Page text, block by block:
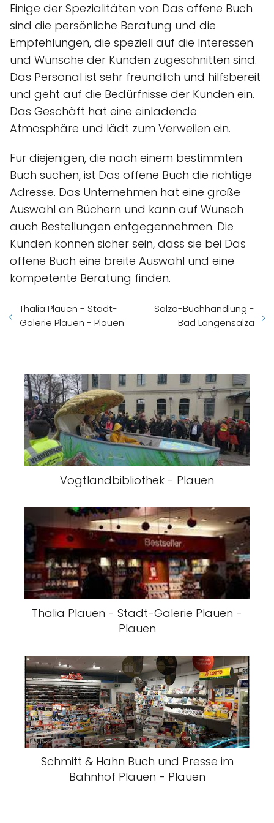
Einige der Spezialitäten von Das offene Buch
sind die persönliche Beratung und die
Empfehlungen, die speziell auf die Interessen
und Wünsche der Kunden zugeschnitten sind.
Das Personal ist sehr freundlich und hilfsbereit
und geht auf die Bedürfnisse der Kunden ein.
Das Geschäft hat eine einladende
Atmosphäre und lädt zum Verweilen ein.
Für diejenigen, die nach einem bestimmten
Buch suchen, ist Das offene Buch die richtige
Adresse. Das Unternehmen hat eine große
Auswahl an Büchern und kann auf Wunsch
auch Bestellungen entgegennehmen. Die
Kunden können sicher sein, dass sie bei Das
offene Buch eine breite Auswahl und eine
kompetente Beratung finden.
Thalia Plauen - Stadt-
Galerie Plauen - Plauen
Salza-Buchhandlung -
Bad Langensalza
Vogtlandbibliothek - Plauen
Thalia Plauen - Stadt-Galerie Plauen -
Plauen
Schmitt & Hahn Buch und Presse im
Bahnhof Plauen - Plauen